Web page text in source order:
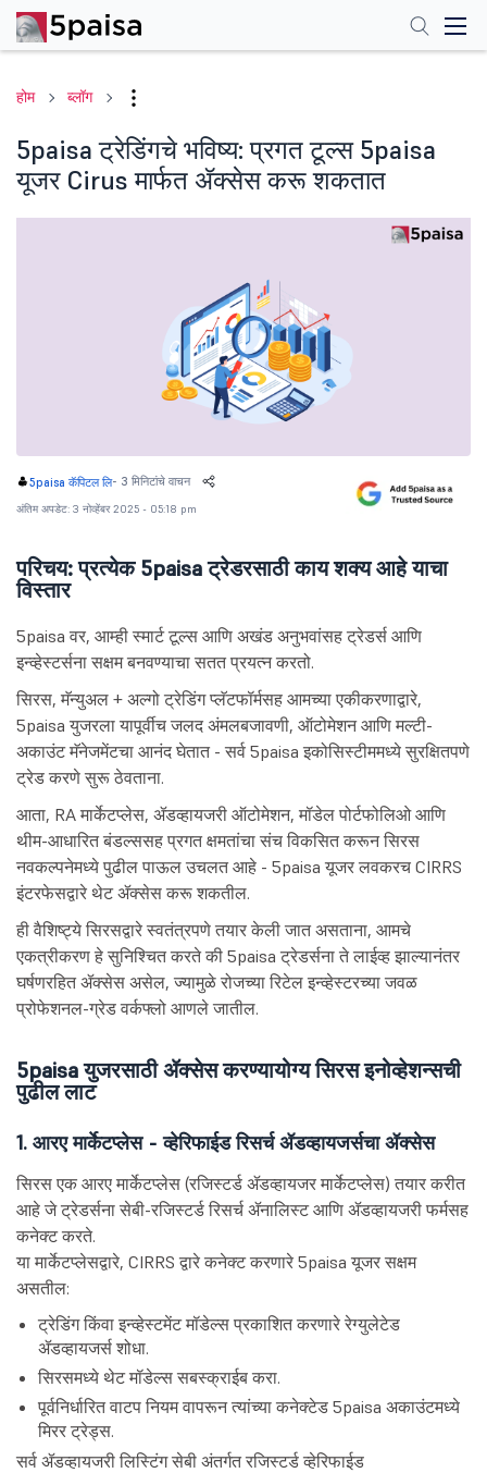
होम ब्लॉग
5paisa ट्रेडिंगचे भविष्य: प्रगत टूल्स 5paisa
यूजर Cirus मार्फत ॲक्सेस करू शकतात
5paisa कॅपिटल लि- 3 मिनिटांचे वाचन
अंतिम अपडेट: 3 नोव्हेंबर 2025 - 05:18 pm
परिचय: प्रत्येक 5paisa ट्रेडरसाठी काय शक्य आहे याचा
विस्तार
5paisa वर, आम्ही स्मार्ट टूल्स आणि अखंड अनुभवांसह ट्रेडर्स आणि
इन्व्हेस्टर्सना सक्षम बनवण्याचा सतत प्रयत्न करतो.
सिरस, मॅन्युअल + अल्गो ट्रेडिंग प्लॅटफॉर्मसह आमच्या एकीकरणाद्वारे,
5paisa युजरला यापूर्वीच जलद अंमलबजावणी, ऑटोमेशन आणि मल्टी-
अकाउंट मॅनेजमेंटचा आनंद घेतात - सर्व 5paisa इकोसिस्टीममध्ये सुरक्षितपणे
ट्रेड करणे सुरू ठेवताना.
आता, RA मार्केटप्लेस, ॲडव्हायजरी ऑटोमेशन, मॉडेल पोर्टफोलिओ आणि
थीम-आधारित बंडल्ससह प्रगत क्षमतांचा संच विकसित करून सिरस
नवकल्पनेमध्ये पुढील पाऊल उचलत आहे - 5paisa यूजर लवकरच CIRRS
इंटरफेसद्वारे थेट ॲक्सेस करू शकतील.
ही वैशिष्ट्ये सिरसद्वारे स्वतंत्रपणे तयार केली जात असताना, आमचे
एकत्रीकरण हे सुनिश्चित करते की 5paisa ट्रेडर्सना ते लाईव्ह झाल्यानंतर
घर्षणरहित ॲक्सेस असेल, ज्यामुळे रोजच्या रिटेल इन्व्हेस्टरच्या जवळ
प्रोफेशनल-ग्रेड वर्कफ्लो आणले जातील.
5paisa युजरसाठी ॲक्सेस करण्यायोग्य सिरस इनोव्हेशन्सची
पुढील लाट
1. आरए मार्केटप्लेस - व्हेरिफाईड रिसर्च ॲडव्हायजर्सचा ॲक्सेस
सिरस एक आरए मार्केटप्लेस (रजिस्टर्ड ॲडव्हायजर मार्केटप्लेस) तयार करीत
आहे जे ट्रेडर्सना सेबी-रजिस्टर्ड रिसर्च ॲनालिस्ट आणि ॲडव्हायजरी फर्मसह
कनेक्ट करते.
या मार्केटप्लेसद्वारे, CIRRS द्वारे कनेक्ट करणारे 5paisa यूजर सक्षम
असतील:
ट्रेडिंग किंवा इन्व्हेस्टमेंट मॉडेल्स प्रकाशित करणारे रेग्युलेटेड
ॲडव्हायजर्स शोधा.
सिरसमध्ये थेट मॉडेल्स सबस्क्राईब करा.
पूर्वनिर्धारित वाटप नियम वापरून त्यांच्या कनेक्टेड 5paisa अकाउंटमध्ये
मिरर ट्रेड्स.
सर्व ॲडव्हायजरी लिस्टिंग सेबी अंतर्गत रजिस्टर्ड व्हेरिफाईड